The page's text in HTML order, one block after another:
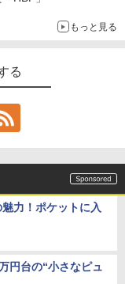
もっと見る
る
力！ポケットに入
円台の“小さなピュ